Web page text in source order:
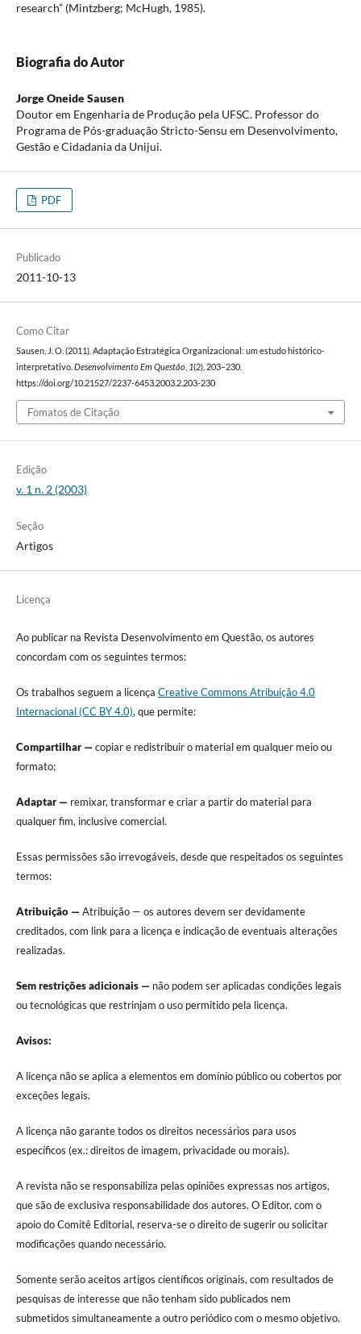
research” (Mintzberg; McHugh, 1985).
Biografia do Autor
Jorge Oneide Sausen
Doutor em Engenharia de Produção pela UFSC. Professor do
Programa de Pós-graduação Stricto-Sensu em Desenvolvimento,
Gestão e Cidadania da Unijui.
PDF
Publicado
2011-10-13
Como Citar
Sausen, J. O. (2011). Adaptação Estratégica Organizacional: um estudo histórico-
interpretativo. Desenvolvimento Em Questão, 1(2), 203–230.
https://doi.org/10.21527/2237-6453.2003.2.203-230
Fomatos de Citação
Edição
v. 1 n. 2 (2003)
Seção
Artigos
Licença
Ao publicar na Revista Desenvolvimento em Questão, os autores
concordam com os seguintes termos:
Os trabalhos seguem a licença Creative Commons Atribuição 4.0
Internacional (CC BY 4.0), que permite:
Compartilhar — copiar e redistribuir o material em qualquer meio ou
formato;
Adaptar — remixar, transformar e criar a partir do material para
qualquer fim, inclusive comercial.
Essas permissões são irrevogáveis, desde que respeitados os seguintes
termos:
Atribuição — Atribuição — os autores devem ser devidamente
creditados, com link para a licença e indicação de eventuais alterações
realizadas.
Sem restrições adicionais — não podem ser aplicadas condições legais
ou tecnológicas que restrinjam o uso permitido pela licença.
Avisos:
A licença não se aplica a elementos em domínio público ou cobertos por
exceções legais.
A licença não garante todos os direitos necessários para usos
específicos (ex.: direitos de imagem, privacidade ou morais).
A revista não se responsabiliza pelas opiniões expressas nos artigos,
que são de exclusiva responsabilidade dos autores. O Editor, com o
apoio do Comitê Editorial, reserva-se o direito de sugerir ou solicitar
modificações quando necessário.
Somente serão aceitos artigos científicos originais, com resultados de
pesquisas de interesse que não tenham sido publicados nem
submetidos simultaneamente a outro periódico com o mesmo objetivo.